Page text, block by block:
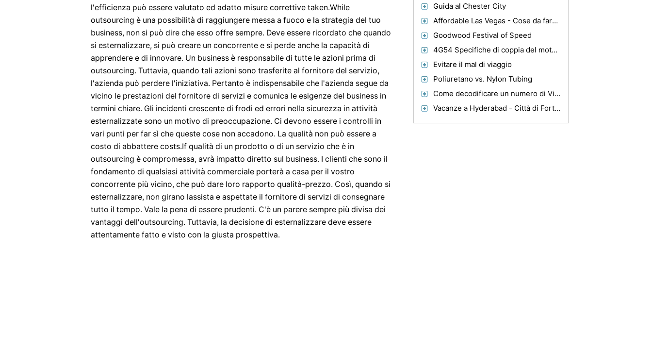
l'efficienza può essere valutato ed adatto misure correttive taken.While
outsourcing è una possibilità di raggiungere messa a fuoco e la strategia del tuo
business, non si può dire che esso offre sempre. Deve essere ricordato che quando
si esternalizzare, si può creare un concorrente e si perde anche la capacità di
apprendere e di innovare. Un business è responsabile di tutte le azioni prima di
outsourcing. Tuttavia, quando tali azioni sono trasferite al fornitore del servizio,
l'azienda può perdere l'iniziativa. Pertanto è indispensabile che l'azienda segue da
vicino le prestazioni del fornitore di servizi e comunica le esigenze del business in
termini chiare. Gli incidenti crescente di frodi ed errori nella sicurezza in attività
esternalizzate sono un motivo di preoccupazione. Ci devono essere i controlli in
vari punti per far sì che queste cose non accadono. La qualità non può essere a
costo di abbattere costs.If qualità di un prodotto o di un servizio che è in
outsourcing è compromessa, avrà impatto diretto sul business. I clienti che sono il
fondamento di qualsiasi attività commerciale porterà a casa per il vostro
concorrente più vicino, che può dare loro rapporto qualità-prezzo. Così, quando si
esternalizzare, non girano lassista e aspettate il fornitore di servizi di consegnare
tutto il tempo. Vale la pena di essere prudenti. C'è un parere sempre più divisa dei
vantaggi dell'outsourcing. Tuttavia, la decisione di esternalizzare deve essere
attentamente fatto e visto con la giusta prospettiva.
Guida al Chester City
Affordable Las Vegas - Cose da fare oltre Gioco
Goodwood Festival of Speed ​​
4G54 Specifiche di coppia del motore
Evitare il mal di viaggio
Poliuretano vs. Nylon Tubing
Come decodificare un numero di Vin su un Banshee
Vacanze a Hyderabad - Città di Fortune